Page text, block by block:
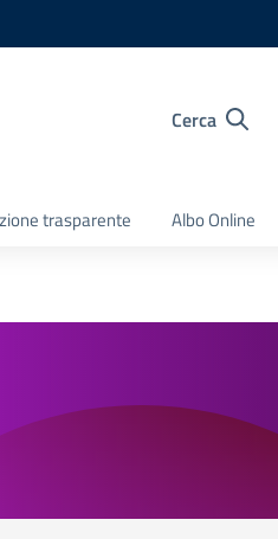
Cerca
trasparente Albo Online